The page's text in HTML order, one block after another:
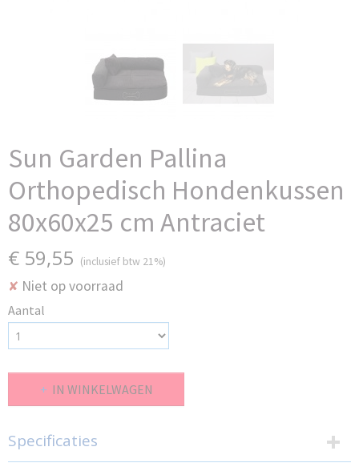
Sun Garden Pallina
Orthopedisch Hondenkussen
80x60x25 cm Antraciet
€ 59,55 (inclusief btw 21%)
✘ Niet op voorraad
Aantal
IN WINKELWAGEN
Specificaties